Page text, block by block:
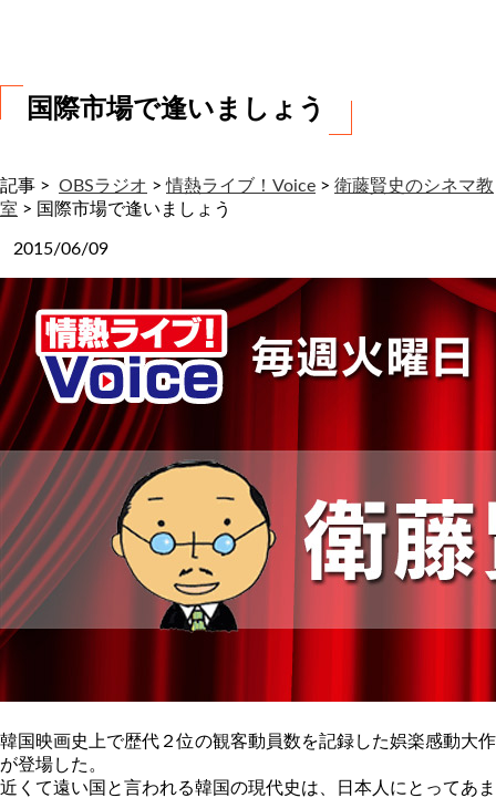
国際市場で逢いましょう
記事 > OBSラジオ >情熱ライブ！Voice > 衛藤賢史のシネマ教
室 > 国際市場で逢いましょう
2015/06/09
韓国映画史上で歴代２位の観客動員数を記録した娯楽感動大作
が登場した。
近くて遠い国と言われる韓国の現代史は、日本人にとってあま